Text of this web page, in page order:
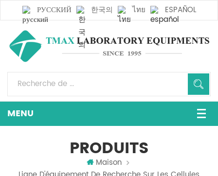
РУССКИЙ 한국의 ไทย ESPAÑOL
PRODUITS
Maison